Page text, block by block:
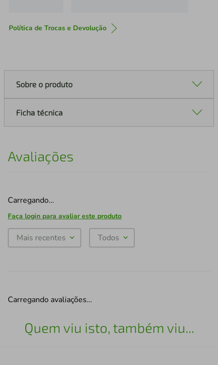
Política de Trocas e Devolução
Sobre o produto
Ficha técnica
Avaliações
Carregando…
Faça login para avaliar este produto
Mais recentes Todos
Carregando avaliações…
Quem viu isto, também viu...